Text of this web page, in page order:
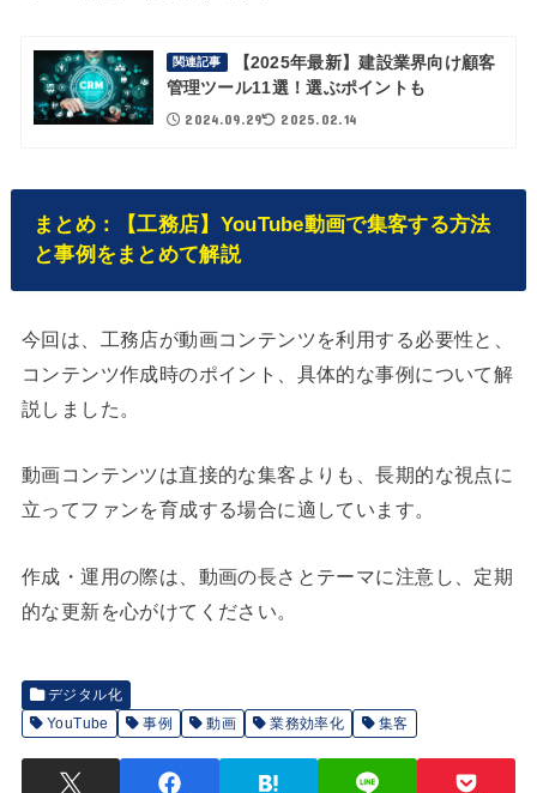
関連記事
【2025年最新】建設業界向け顧客
管理ツール11選！選ぶポイントも
2024.09.29 2025.02.14
まとめ：【工務店】YouTube動画で集客する方法
と事例をまとめて解説
今回は、工務店が動画コンテンツを利用する必要性と、
コンテンツ作成時のポイント、具体的な事例について解
説しました。
動画コンテンツは直接的な集客よりも、長期的な視点に
立ってファンを育成する場合に適しています。
作成・運用の際は、動画の長さとテーマに注意し、定期
的な更新を心がけてください。
デジタル化
YouTube
事例 動画 業務効率化 集客